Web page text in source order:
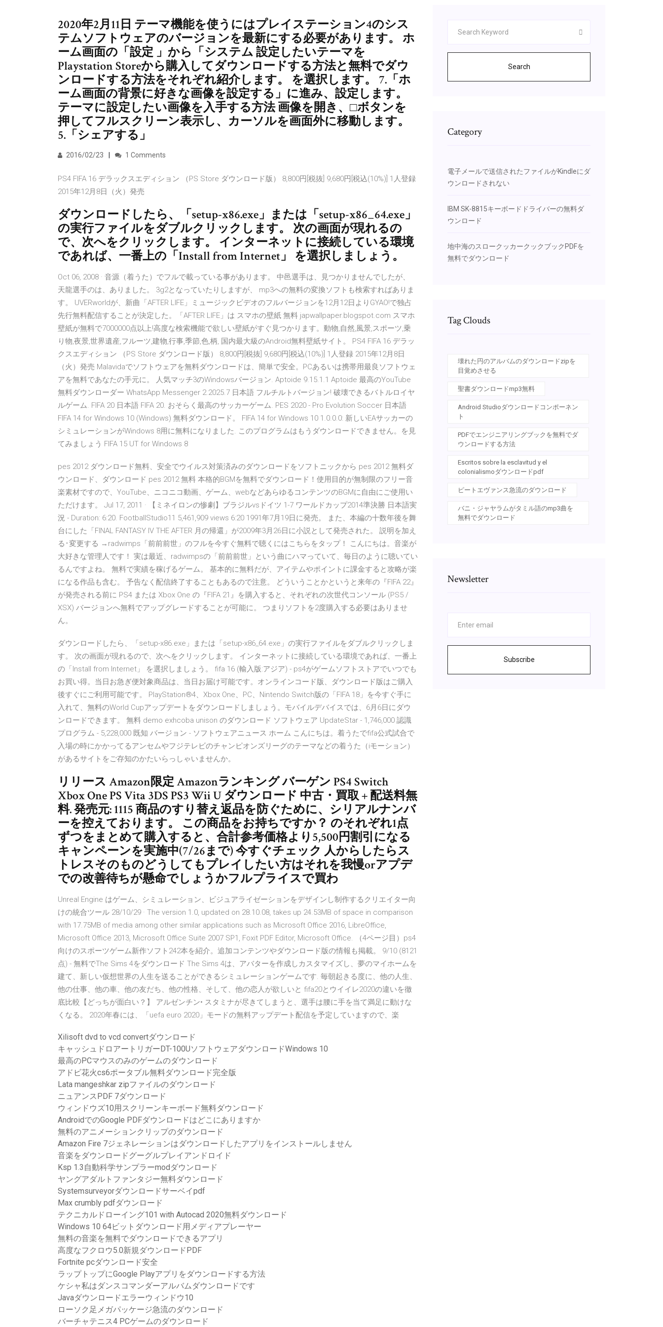
2020年2月11日 テーマ機能を使うにはプレイステーション4のシス
テムソフトウェアのバージョンを最新にする必要があります。 ホ
ーム画面の「設定 」から「システム 設定したいテーマを
Playstation Storeから購入してダウンロードする方法と無料でダウ
ンロードする方法をそれぞれ紹介します。 を選択します。 7.「ホ
ーム画面の背景に好きな画像を設定する」に進み、設定します。
テーマに設定したい画像を入手する方法 画像を開き、□ボタンを
押してフルスクリーン表示し、カーソルを画面外に移動します。
5.「シェアする」
2016/02/23 1 Comments
PS4 FIFA 16 デラックスエディション （PS Store ダウンロード版） 8,800円[税抜] 9,680円[税込(10%)] 1人登録
2015年12月8日（火）発売
ダウンロードしたら、「setup-x86.exe」または「setup-x86_64.exe」
の実行ファイルをダブルクリックします。 次の画面が現れるの
で、次へをクリックします。 インターネットに接続している環境
であれば、一番上の「Install from Internet」 を選択しましょう。
Oct 06, 2008 · 音源（着うた）でフルで載っている事があります。 中邑選手は、見つかりませんでしたが、
天龍選手のは、ありました。 3g2となっていたりしますが、 mp3への無料の変換ソフトも検索すればありま
す。 UVERworldが、新曲「AFTER LIFE」ミュージックビデオのフルバージョンを12月12日よりGYAO!で独占
先行無料配信することが決定した。「AFTER LIFE」は スマホの壁紙 無料 japwallpaper.blogspot.com スマホ
壁紙が無料で7000000点以上!高度な検索機能で欲しい壁紙がすぐ見つかります。動物,自然,風景,スポーツ,乗
り物,夜景,世界遺産,フルーツ,建物,行事,季節,色,柄, 国内最大級のAndroid無料壁紙サイト。 PS4 FIFA 16 デラッ
クスエディション （PS Store ダウンロード版） 8,800円[税抜] 9,680円[税込(10%)] 1人登録 2015年12月8日
（火）発売 Malavidaでソフトウェアを無料ダウンロードは、簡単で安全。PCあるいは携帯用最良ソフトウェ
アを無料であなたの手元に。 人気マッチ3のWindowsバージョン. Aptoide 9.15.1.1 Aptoide 最高のYouTube
無料ダウンローダー WhatsApp Messenger 2.2025.7 日本語 フルチルトバージョン! 破壊できるバトルロイヤ
ルゲーム. FIFA 20 日本語 FIFA 20. おそらく最高のサッカーゲーム. PES 2020 - Pro Evolution Soccer 日本語
FIFA 14 for Windows 10 (Windows) 無料ダウンロード。 FIFA 14 for Windows 10 1.0.0.0: 新しいEAサッカーの
シミュレーションがWindows 8用に無料になりました. このプログラムはもうダウンロードできません。を見
てみましょう FIFA 15 UT for Windows 8
pes 2012 ダウンロード無料、安全でウイルス対策済みのダウンロードをソフトニックから pes 2012 無料ダ
ウンロード、ダウンロード pes 2012 無料 本格的BGMを無料でダウンロード！使用目的が無制限のフリー音
楽素材ですので、YouTube、ニコニコ動画、ゲーム、webなどあらゆるコンテンツのBGMに自由にご使用い
ただけます。 Jul 17, 2011 · 【ミネイロンの惨劇】ブラジルvsドイツ 1-7 ワールドカップ2014準決勝 日本語実
況 - Duration: 6:20. FootballStudio11 5,461,909 views 6:20 1991年7月19日に発売。 また、本編の十数年後を舞
台にした「FINAL FANTASY IV THE AFTER 月の帰還」が2009年3月26日に小説として発売された。 説明を加え
る･変更する →radwimps「前前前世」のフルを今すぐ無料で聴くにはこちらをタップ！ こんにちは。音楽が
大好きな管理人です！ 実は最近、radwimpsの「前前前世」という曲にハマっていて、毎日のように聴いてい
るんですよね。 無料で実績を稼げるゲーム。 基本的に無料だが、アイテムやポイントに課金すると攻略が楽
になる作品も含む。 予告なく配信終了することもあるので注意。 どういうことかというと来年の『FIFA 22』
が発売される前に PS4 または Xbox One の『FIFA 21』を購入すると、それぞれの次世代コンソール (PS5 /
XSX) バージョンへ無料でアップグレードすることが可能に。 つまりソフトを2度購入する必要はありませ
ん。
ダウンロードしたら、「setup-x86.exe」または「setup-x86_64.exe」の実行ファイルをダブルクリックしま
す。 次の画面が現れるので、次へをクリックします。 インターネットに接続している環境であれば、一番上
の「Install from Internet」 を選択しましょう。 fifa 16 (輸入版:アジア) - ps4がゲームソフトストアでいつでも
お買い得。当日お急ぎ便対象商品は、当日お届け可能です。オンラインコード版、ダウンロード版はご購入
後すぐにご利用可能です。 PlayStation®4、Xbox One、PC、Nintendo Switch版の「FIFA 18」を今すぐ手に
入れて、無料のWorld Cupアップデートをダウンロードしましょう。モバイルデバイスでは、6月6日にダウ
ンロードできます。 無料 demo exhcoba unison のダウンロード ソフトウェア UpdateStar - 1,746,000 認識
プログラム - 5,228,000 既知 バージョン - ソフトウェアニュース ホーム こんにちは。着うたでfifa公式試合で
入場の時にかかってるアンセムやフジテレビのチャンピオンズリーグのテーマなどの着うた（iモーション）
があるサイトをご存知のかたいらっしゃいませんか。
リリース Amazon限定 Amazonランキング バーゲン PS4 Switch
Xbox One PS Vita 3DS PS3 Wii U ダウンロード 中古・買取 + 配送料無
料. 発売元: 1115 商品のすり替え返品を防ぐために、シリアルナンバ
ーを控えております。 この商品をお持ちですか？ のそれぞれ1点
ずつをまとめて購入すると、合計参考価格より5,500円割引になる
キャンペーンを実施中(7/26まで) 今すぐチェック 人からしたらス
トレスそのものどうしてもプレイしたい方はそれを我慢orアプデ
での改善待ちが懸命でしょうかフルプライスで買わ
Unreal Engine はゲーム、シミュレーション、ビジュアライゼーションをデザインし制作するクリエイター向
けの統合ツール 28/10/29 · The version 1.0, updated on 28.10.08, takes up 24.53MB of space in comparison
with 17.75MB of media among other similar applications such as Microsoft Office 2016, LibreOffice,
Microsoft Office 2013, Microsoft Office Suite 2007 SP1, Foxit PDF Editor, Microsoft Office. （4ページ目）ps4
向けのスポーツゲーム新作ソフト242本を紹介。追加コンテンツやダウンロード版の情報も掲載。 9/10 (8121
点) - 無料でThe Sims 4をダウンロード The Sims 4は、アバターを作成しカスタマイズし、夢のマイホームを
建て、新しい仮想世界の人生を送ることができるシミュレーションゲームです. 毎朝起きる度に、他の人生、
他の仕事、他の車、他の友だち、他の性格、そして、他の恋人が欲しいと fifa20とウイイレ2020の違いを徹
底比較【どっちが面白い？】 アルゼンチン• スタミナが尽きてしまうと、選手は腰に手を当て満足に動けな
くなる。 2020年春には、「uefa euro 2020」モードの無料アップデート配信を予定していますので、楽
Xilisoft dvd to vcd convertダウンロード
キャッシュドロアートリガーDT-100UソフトウェアダウンロードWindows 10
最高のPCマウスのみのゲームのダウンロード
アドビ花火cs6ポータブル無料ダウンロード完全版
Lata mangeshkar zipファイルのダウンロード
ニュアンスPDF 7ダウンロード
ウィンドウズ10用スクリーンキーボード無料ダウンロード
AndroidでのGoogle PDFダウンロードはどこにありますか
無料のアニメーションクリップのダウンロード
Amazon Fire 7ジェネレーションはダウンロードしたアプリをインストールしません
音楽をダウンロードグーグルプレイアンドロイド
Ksp 1.3自動科学サンプラーmodダウンロード
ヤングアダルトファンタジー無料ダウンロード
Systemsurveyorダウンロードサーベイpdf
Max crumbly pdfダウンロード
テクニカルドローイング101 with Autocad 2020無料ダウンロード
Windows 10 64ビットダウンロード用メディアプレーヤー
無料の音楽を無料でダウンロードできるアプリ
高度なフクロウ5.0新規ダウンロードPDF
Fortnite pcダウンロード安全
ラップトップにGoogle Playアプリをダウンロードする方法
ケシャ私はダンスコマンダーアルバムダウンロードです
Javaダウンロードエラーウィンドウ10
ローソク足メガパッケージ急流のダウンロード
バーチャテニス4 PCゲームのダウンロード
Search
Category
電子メールで送信されたファイルがKindleにダ
ウンロードされない
IBM SK-8815キーボードドライバーの無料ダ
ウンロード
地中海のスロークッカークックブックPDFを
無料でダウンロード
Tag Clouds
壊れた円のアルバムのダウンロードzipを
目覚めさせる
聖書ダウンロードmp3無料
Android Studioダウンロードコンポーネン
ト
PDFでエンジニアリングブックを無料でダ
ウンロードする方法
Escritos sobre la esclavitud y el
colonialismoダウンロードpdf
ピートエヴァンス急流のダウンロード
バニ・ジャヤラムがタミル語のmp3曲を
無料でダウンロード
Newsletter
Subscribe